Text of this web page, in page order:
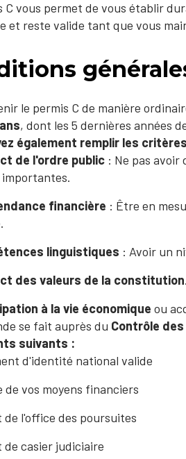
C vous permet de vous établir
et reste valide tant que vous
le permis C de manière
, dont les 5 dernières années
également remplir les
de l'ordre public : Ne pas avoir
financière : Être en
linguistiques : Avoir un
des valeurs de la constitution.
à la vie économique ou
se fait auprès du Contrôle
suivants :
d'identité national valide
de vos moyens financiers
l'office des poursuites
casier judiciaire